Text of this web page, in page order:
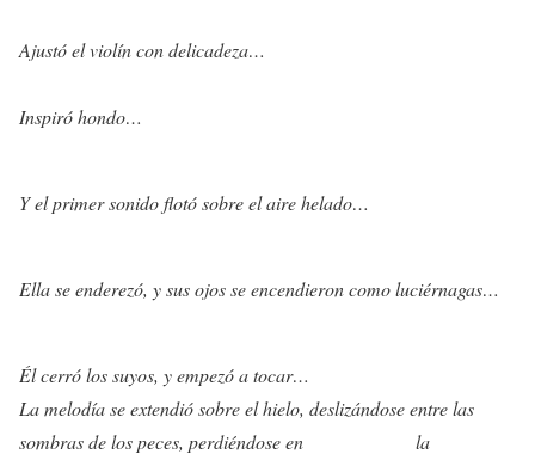
Ajustó el violín con delicadeza…
Inspiró hondo…
Y el primer sonido flotó sobre el aire helado…
Ella se enderezó, y sus ojos se encendieron como luciérnagas…
Él cerró los suyos, y empezó a tocar…
La melodía se extendió sobre el hielo, deslizándose entre las
sombras de los peces, perdiéndose en la